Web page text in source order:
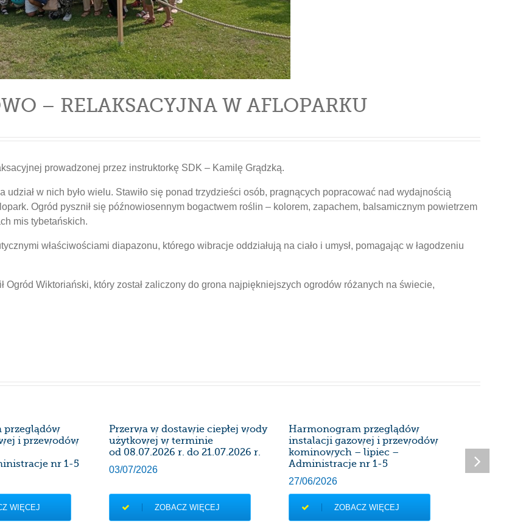
– RELAKSACYJNA W AFLOPARKU
prowadzonej przez instruktorkę SDK – Kamilę Grądzką.
w nich było wielu. Stawiło się ponad trzydzieści osób, pragnących popracować nad wydajnością
Ogród pysznił się późnowiosennym bogactwem roślin – kolorem, zapachem, balsamicznym powietrzem
mis tybetańskich.
właściwościami diapazonu, którego wibracje oddziałują na ciało i umysł, pomagając w łagodzeniu
Ogród Wiktoriański, który został zaliczony do grona najpiękniejszych ogrodów różanych na świecie,
przeglądów
i przewodów
nr 1-5
WIĘCEJ
Przerwa w dostawie ciepłej wody
użytkowej w terminie
od 08.07.2026 r. do 21.07.2026 r.
03/07/2026
ZOBACZ WIĘCEJ
Harmonogram przeglądów
instalacji gazowej i przewodów
kominowych – lipiec –
Administracje nr 1-5
27/06/2026
ZOBACZ WIĘCEJ